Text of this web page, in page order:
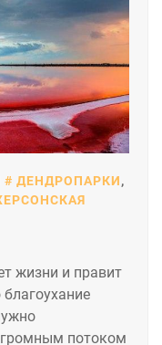
ДЕНДРОПАРКИ,
жизни и правит
потоком